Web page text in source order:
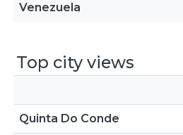
Venezuela
Top city views
Quinta Do Conde